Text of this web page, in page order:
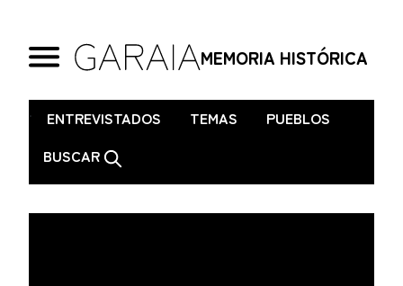
MEMORIA HISTÓRICA
. ENTREVISTADOS TEMAS
PUEBLOS
BUSCAR